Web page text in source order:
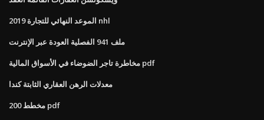
2019 الموعد النهائي للتجارة nhl
ملف 941 الفصلية العودة عبر الإنترنت
مخاطرة تاجر الضوضاء في الأسواق المالية pdf
معدلات الرهن العقاري الثابتة كندا
200 مخطط pdf